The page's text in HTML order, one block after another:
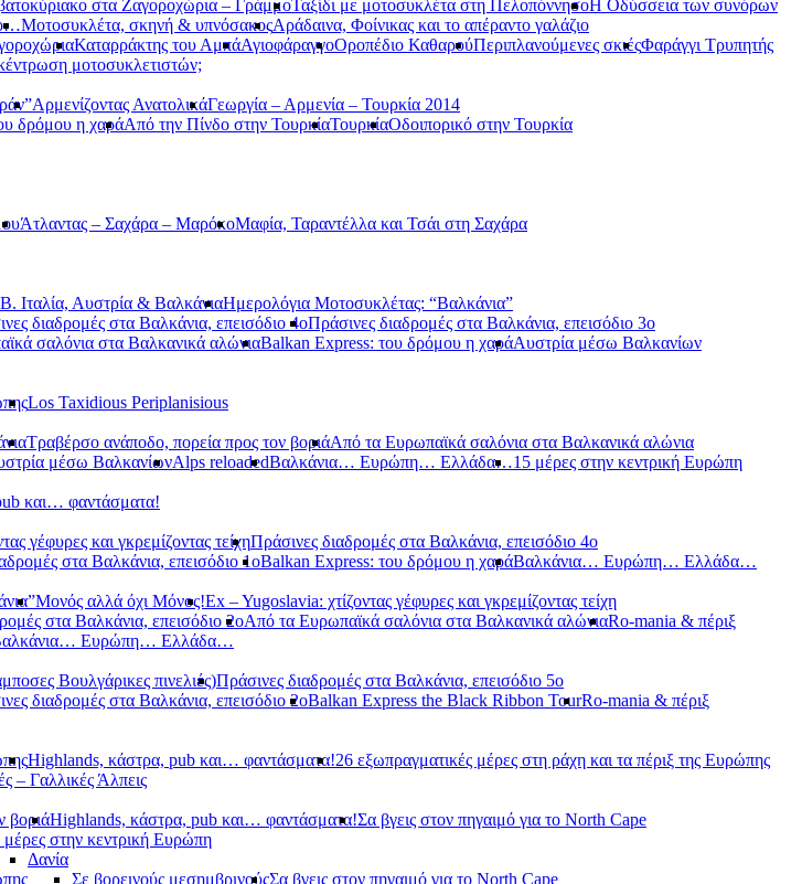
στα Ζαγοροχώρια – ΓράμμοΤαξίδι με μοτοσυκλέτα στη ΠελοπόννησοΗ Οδύσσεια των συνόρων
Μοτοσυκλέτα, σκηνή & υπνόσακοςΑράδαινα, Φοίνικας και το απέραντο γαλάζιο
Καταρράκτης του ΑμπάΑγιοφάραγγοΟροπέδιο ΚαθαρούΠεριπλανούμενες σκιέςΦαράγγι Τρυπητής
μοτοσυκλετιστών;
Αρμενίζοντας ΑνατολικάΓεωργία – Αρμενία – Τουρκία 2014
δρόμου η χαράΑπό την Πίνδο στην ΤουρκίαΤουρκίαΟδοιπορικό στην Τουρκία
Άτλαντας – Σαχάρα – ΜαρόκοΜαφία, Ταραντέλλα και Τσάι στη Σαχάρα
Ιταλία, Αυστρία & ΒαλκάνιαΗμερολόγια Μοτοσυκλέτας: “Βαλκάνια”
διαδρομές στα Βαλκάνια, επεισόδιο 4οΠράσινες διαδρομές στα Βαλκάνια, επεισόδιο 3ο
σαλόνια στα Βαλκανικά αλώνιαBalkan Express: του δρόμου η χαράΑυστρία μέσω Βαλκανίων
Los Taxidious Periplanisious
Τραβέρσο ανάποδο, πορεία προς τον βοριάΑπό τα Ευρωπαϊκά σαλόνια στα Βαλκανικά αλώνια
μέσω ΒαλκανίωνAlps reloadedΒαλκάνια… Ευρώπη… Ελλάδα…15 μέρες στην κεντρική Ευρώπη
και… φαντάσματα!
γέφυρες και γκρεμίζοντας τείχηΠράσινες διαδρομές στα Βαλκάνια, επεισόδιο 4ο
στα Βαλκάνια, επεισόδιο 1οBalkan Express: του δρόμου η χαράΒαλκάνια… Ευρώπη… Ελλάδα…
Μονός αλλά όχι Μόνος!Ex – Yugoslavia: χτίζοντας γέφυρες και γκρεμίζοντας τείχη
στα Βαλκάνια, επεισόδιο 2οΑπό τα Ευρωπαϊκά σαλόνια στα Βαλκανικά αλώνιαRo-mania & πέριξ
Ευρώπη… Ελλάδα…
Βουλγάρικες πινελιές)Πράσινες διαδρομές στα Βαλκάνια, επεισόδιο 5ο
διαδρομές στα Βαλκάνια, επεισόδιο 2οBalkan Express the Black Ribbon TourRo-mania & πέριξ
Highlands, κάστρα, pub και… φαντάσματα!26 εξωπραγματικές μέρες στη ράχη και τα πέριξ της Ευρώπης
– Γαλλικές Άλπεις
βοριάHighlands, κάστρα, pub και… φαντάσματα!Σα βγεις στον πηγαιμό για το North Cape
μέρες στην κεντρική Ευρώπη
Δανία
Σε βορεινούς μεσημβρινούςΣα βγεις στον πηγαιμό για το North Cape